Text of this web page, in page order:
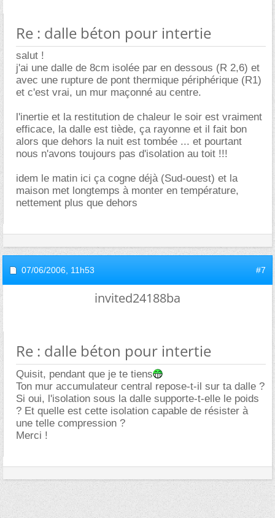
Re : dalle béton pour intertie
salut !
j'ai une dalle de 8cm isolée par en dessous (R 2,6) et
avec une rupture de pont thermique périphérique (R1)
et c'est vrai, un mur maçonné au centre.
l'inertie et la restitution de chaleur le soir est vraiment
efficace, la dalle est tiède, ça rayonne et il fait bon
alors que dehors la nuit est tombée ... et pourtant
nous n'avons toujours pas d'isolation au toit !!!
idem le matin ici ça cogne déjà (Sud-ouest) et la
maison met longtemps à monter en température,
nettement plus que dehors
07/06/2006, 11h53 #7
invited24188ba
Re : dalle béton pour intertie
Quisit, pendant que je te tiens
Ton mur accumulateur central repose-t-il sur ta dalle ?
Si oui, l'isolation sous la dalle supporte-t-elle le poids
? Et quelle est cette isolation capable de résister à
une telle compression ?
Merci !